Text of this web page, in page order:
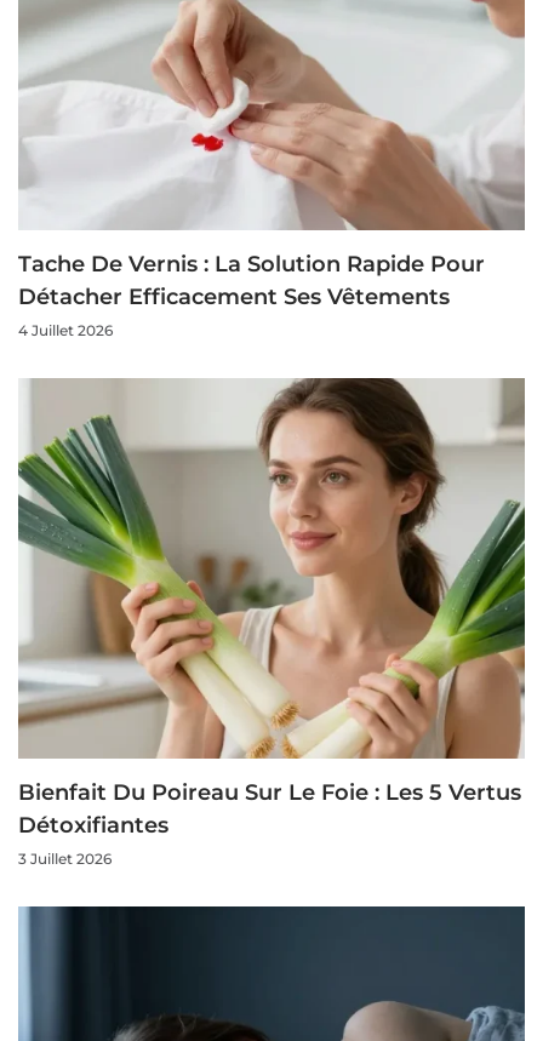
Tache De Vernis : La Solution Rapide Pour
Détacher Efficacement Ses Vêtements
4 Juillet 2026
Bienfait Du Poireau Sur Le Foie : Les 5 Vertus
Détoxifiantes
3 Juillet 2026